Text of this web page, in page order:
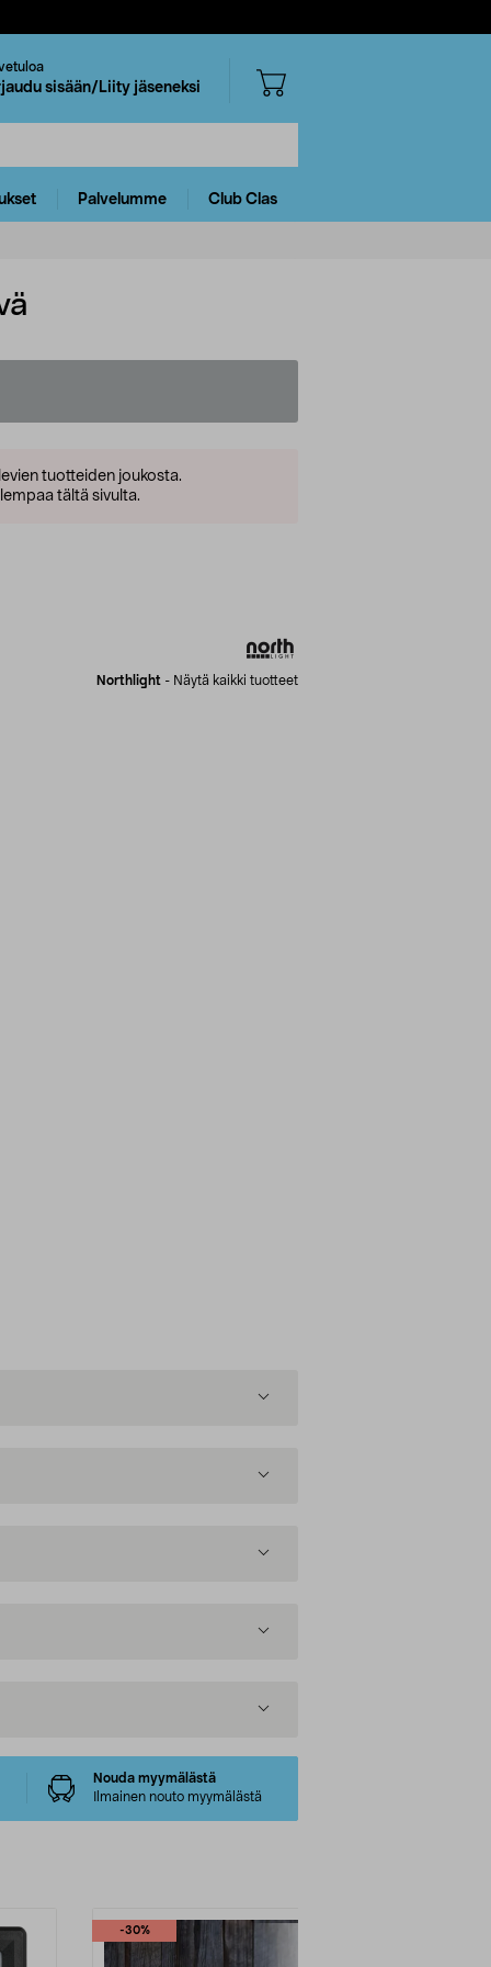
sisään/Liity jäseneksi
Palvelumme Club Clas
tuotteiden joukosta.
tältä sivulta.
Northlight - Näytä kaikki tuotteet
Nouda myymälästä
Ilmainen nouto myymälästä
-30%